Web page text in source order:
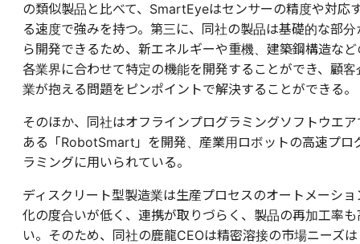
の類似製品と比べて、SmartEyeはセンサーの精度や対応
る速度で強みを持つ。第三に、同社の製品は基礎的な部分
ら開発できるため、新エネルギーや重機、建築鋼構造など
各業界に合わせて特定の機能を開発することができ、顧客
業が抱える問題をピンポイントで解決することができる。
そのほか、同社はオフラインプログラミングソフトウエア
ある「RobotSmart」を開発、産業用ロボットの高速プロ
ラミングに用いられている。
ディスクリート型製造業は生産プロセスのオートメーショ
化の度合いが低く、連携が取りづらく、製品の再加工率も
い。そのため、同社の鹿龍CEOは精密溶接の市場ニーズは